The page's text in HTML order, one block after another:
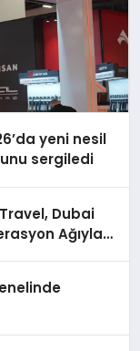
yeni nesil
sergiledi
Dubai
Ağıyla